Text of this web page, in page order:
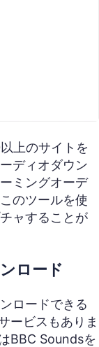
上のサイトを
ディオダウン
ミングオーデ
のツールを使
ャすることが
ロード
ロードできる
ービスもありま
BBC Soundsを